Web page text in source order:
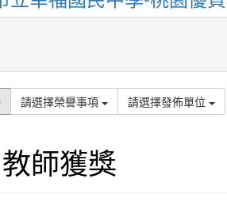
請選擇榮譽事項 請選擇發佈單位
師獲獎